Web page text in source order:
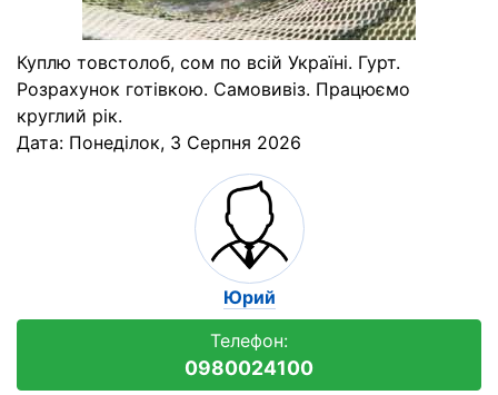
Куплю товстолоб, сом по всій Україні. Гурт.
Розрахунок готівкою. Самовивіз. Працюємо
круглий рік.
Дата: Понеділок, 3 Серпня 2026
Юрий
Телефон:
0980024100